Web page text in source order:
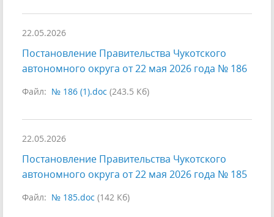
22.05.2026
Постановление Правительства Чукотского
автономного округа от 22 мая 2026 года № 186
Файл: № 186 (1).doc (243.5 Кб)
22.05.2026
Постановление Правительства Чукотского
автономного округа от 22 мая 2026 года № 185
Файл: № 185.doc (142 Кб)